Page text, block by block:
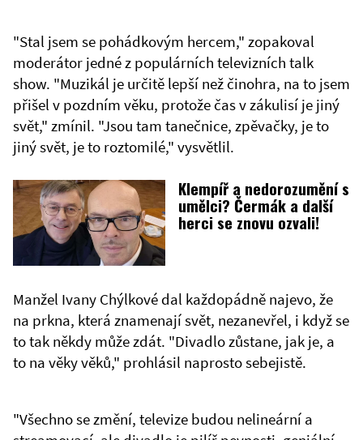
"Stal jsem se pohádkovým hercem," zopakoval
moderátor jedné z populárních televizních talk
show. "Muzikál je určitě lepší než činohra, na to jsem
přišel v pozdním věku, protože čas v zákulisí je jiný
svět," zmínil. "Jsou tam tanečnice, zpěvačky, je to
jiný svět, je to roztomilé," vysvětlil.
Klempíř a nedorozumění s
umělci? Čermák a další
herci se znovu ozvali!
Manžel Ivany Chýlkové dal každopádně najevo, že
na prkna, která znamenají svět, nezanevřel, i když se
to tak někdy může zdát. "Divadlo zůstane, jak je, a
to na věky věků," prohlásil naprosto sebejistě.
"Všechno se změní, televize budou nelineární a